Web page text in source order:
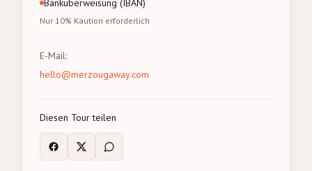
Banküberweisung (IBAN)
Nur 10% Kaution erforderlich
E-Mail:
hello@merzougaway.com
Diesen Tour teilen